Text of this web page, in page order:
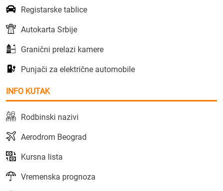
Registarske tablice
Autokarta Srbije
Granični prelazi kamere
Punjači za električne automobile
INFO KUTAK
Rodbinski nazivi
Aerodrom Beograd
Kursna lista
Vremenska prognoza